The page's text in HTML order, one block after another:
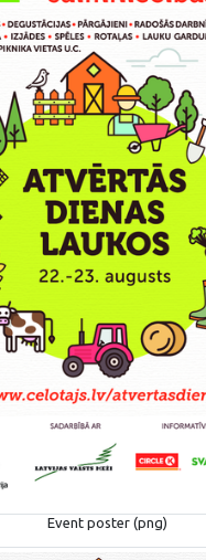
Event poster (png)